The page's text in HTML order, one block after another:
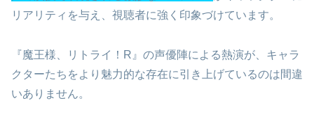
リアリティを与え、視聴者に強く印象づけています。
『魔王様、リトライ！R』の声優陣による熱演が、キャラ
クターたちをより魅力的な存在に引き上げているのは間違
いありません。